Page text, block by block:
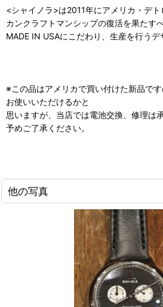
<シャイノラ>は2011年にアメリカ・デ
カンクラフトマンシップの復活を果たすべ
MADE IN USAにこだわり、生産を行うデ
※この品はアメリカで買い付けた新品で
お使いいただけるかと
思いますが、当店では電池交換、修理は
予めご了承ください。
他の写真